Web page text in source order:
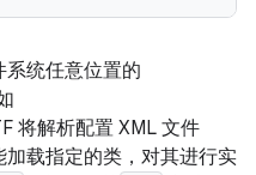
统任意位置的
将解析配置 XML 文件
加载指定的类，对其进行实